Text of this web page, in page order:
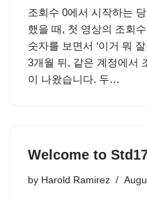
조회수 0에서 시작하는
했을 때, 첫 영상의 조회
숫자를 보면서 ‘이거 뭐
3개월 뒤, 같은 계정에서
이 나왔습니다. 두…
Welcome to
by Harold Ramirez